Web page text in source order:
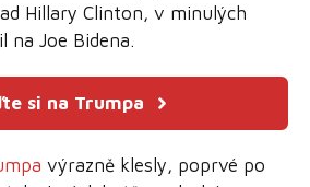
Hillary Clinton, v minulých
na Joe Bidena.
si na Trumpa
výrazně klesly, poprvé po